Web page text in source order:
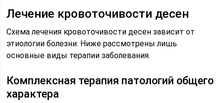
Лечение кровоточивости десен
Схема лечения кровоточивости десен зависит от
этиологии болезни. Ниже рассмотрены лишь
основные виды терапии заболевания.
Комплексная терапия патологий общего
характера